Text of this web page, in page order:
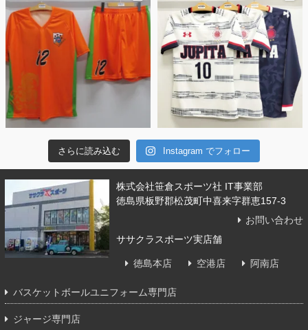
さらに読み込む Instagram でフォロー
株式会社笹倉スポーツ社 IT事業部
徳島県板野郡松茂町中喜来字群恵157-3
お問い合わせ
ササクラスポーツ実店舗
徳島本店 空港店 阿南店
バスケットボールユニフォーム専門店
ジャージ専門店